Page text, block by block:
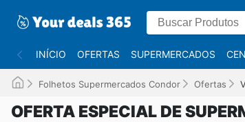
INÍCIO OFERTAS SUPERMERCADOS
Folhetos Supermercados Condor Ofertas
OFERTA ESPECIAL DE